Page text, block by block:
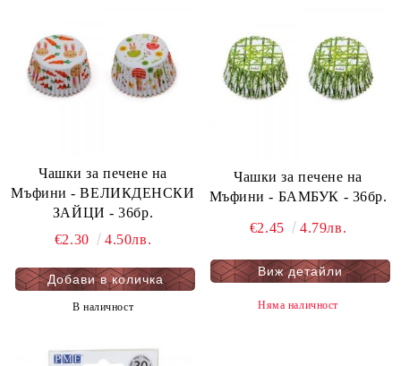
Чашки за печене на
Мъфини - ВЕЛИКДЕНСКИ
ЗАЙЦИ - 36бр.
€2.30
4.50лв.
В наличност
Чашки за печене на
Мъфини - БАМБУК - 36бр.
€2.45 4.79лв.
Виж детайли
Няма наличност